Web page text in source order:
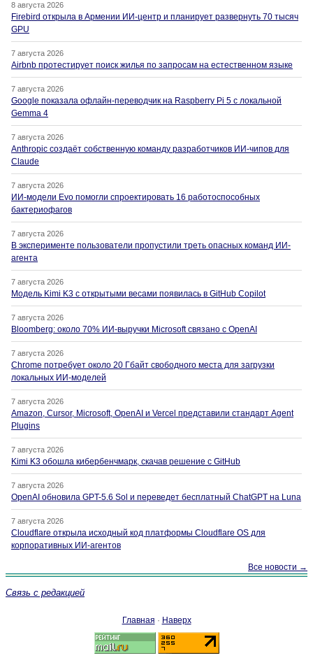
8 августа 2026
Firebird открыла в Армении ИИ-центр и планирует развернуть 70 тысяч
GPU
7 августа 2026
Airbnb протестирует поиск жилья по запросам на естественном языке
7 августа 2026
Google показала офлайн-переводчик на Raspberry Pi 5 с локальной
Gemma 4
7 августа 2026
Anthropic создаёт собственную команду разработчиков ИИ-чипов для
Claude
7 августа 2026
ИИ-модели Evo помогли спроектировать 16 работоспособных
бактериофагов
7 августа 2026
В эксперименте пользователи пропустили треть опасных команд ИИ-
агента
7 августа 2026
Модель Kimi K3 с открытыми весами появилась в GitHub Copilot
7 августа 2026
Bloomberg: около 70% ИИ-выручки Microsoft связано с OpenAI
7 августа 2026
Chrome потребует около 20 Гбайт свободного места для загрузки
локальных ИИ-моделей
7 августа 2026
Amazon, Cursor, Microsoft, OpenAI и Vercel представили стандарт Agent
Plugins
7 августа 2026
Kimi K3 обошла кибербенчмарк, скачав решение с GitHub
7 августа 2026
OpenAI обновила GPT-5.6 Sol и переведет бесплатный ChatGPT на Luna
7 августа 2026
Cloudflare открыла исходный код платформы Cloudflare OS для
корпоративных ИИ-агентов
Все новости →
Связь с редакцией
Главная · Наверх